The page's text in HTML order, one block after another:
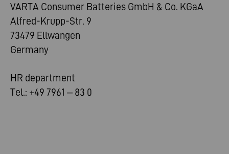
VARTA Consumer Batteries GmbH & Co. KGaA
Alfred-Krupp-Str. 9
73479 Ellwangen
Germany
HR department
Tel.: +49 7961 – 83 0